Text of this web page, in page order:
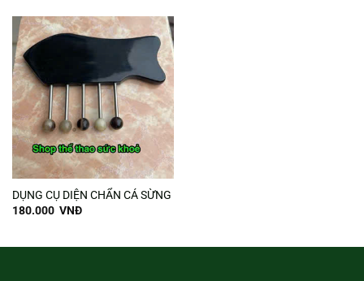
DỤNG CỤ DIỆN CHẨN CÁ SỪNG
180.000 VNĐ